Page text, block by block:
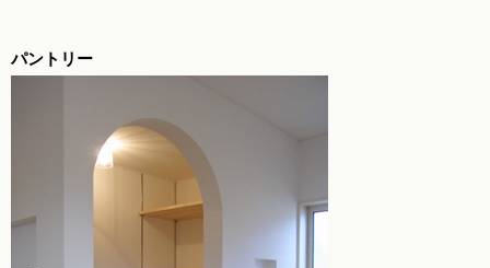
パントリー